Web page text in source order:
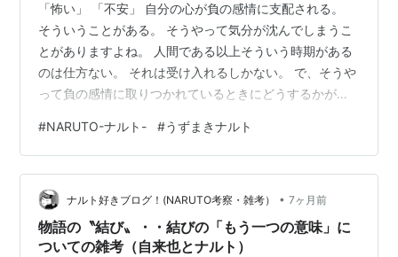
「怖い」 「不安」 自分の心が負の感情に支配される。
そういうことがある。 そうやって気分が沈んでしまうこ
とがありますよね。 人間である以上そういう時期がある
のは仕方ない。 それは受け入れるしかない。 で、そうや
って負の感情に取りつかれているときにどうするかが問
が「座右の銘」かもしれない。 座右の銘でもって自分の
気持ちを上げる。 気持ちが下がる前に、事前に座右の銘
を決めておくことが良さそう。 「NARUTO-ナルト-」か
らうずまきナルトの言葉。 「まっすぐ自分の言葉は曲げ
ねぇ！それが俺の忍道だ！」 これは超有名な言葉。 もは
や名言ですね。 …
#NARUTO-ナルト- #うずまきナルト
ナルト好きブログ！(NARUTO考察・雑考） • 7ヶ月前
物語の〝結び〟・・結びの「もう一つの意味」に
ついての雑考（自来也とナルト）